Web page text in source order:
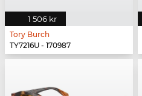
1 506 kr
Tory Burch
TY7216U - 170987